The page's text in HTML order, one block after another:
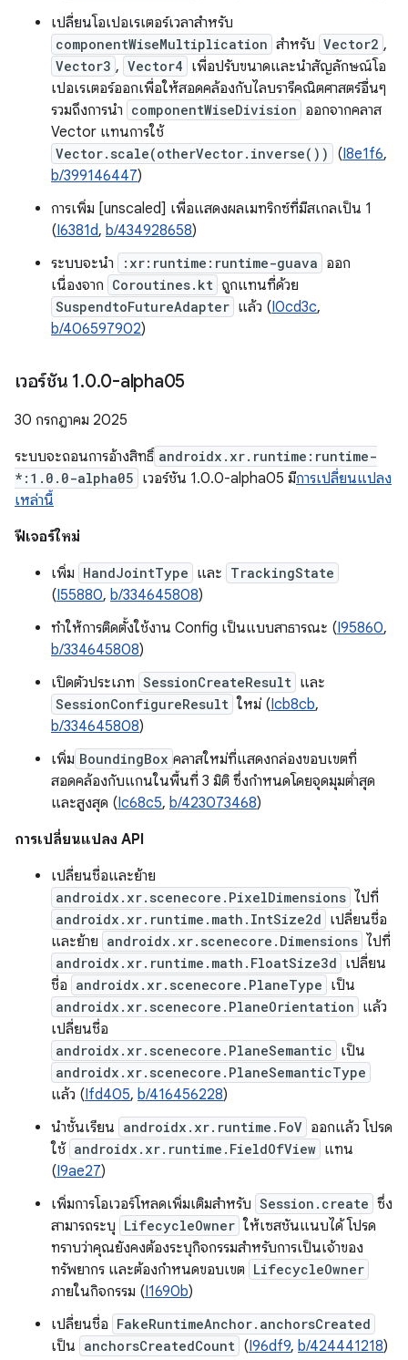
เปลี่ยนโอเปอเรเตอร์เวลาสำหรับ
componentWiseMultiplication สำหรับ Vector2 ,
Vector3 , Vector4 เพื่อปรับขนาดและนำสัญลักษณ์โอ
เปอเรเตอร์ออกเพื่อให้สอดคล้องกับไลบรารีคณิตศาสตร์อื่นๆ
รวมถึงการนำ componentWiseDivision ออกจากคลาส
Vector แทนการใช้
Vector.scale(otherVector.inverse()) (I8e1f6,
b/399146447)
การเพิ่ม [unscaled] เพื่อแสดงผลเมทริกซ์ที่มีสเกลเป็น 1
(I6381d, b/434928658)
ระบบจะนำ
:xr:runtime:runtime-guava ออก
เนื่องจาก Coroutines.kt ถูกแทนที่ด้วย
SuspendtoFutureAdapter แล้ว (I0cd3c,
b/406597902)
เวอร์ชัน 1.0.0-alpha05
30 กรกฎาคม 2025
ระบบจะถอนการอ้างสิทธิ์ androidx.xr.runtime:runtime-
*:1.0.0-alpha05 เวอร์ชัน 1.0.0-alpha05 มีการเปลี่ยนแปลง
เหล่านี้
ฟีเจอร์ใหม่
เพิ่ม HandJointType และ TrackingState
(I55880, b/334645808)
ทำให้การติดตั้งใช้งาน Config เป็นแบบสาธารณะ (I95860,
b/334645808)
เปิดตัวประเภท SessionCreateResult และ
SessionConfigureResult ใหม่ (Icb8cb,
b/334645808)
เพิ่ม BoundingBox คลาสใหม่ที่แสดงกล่องขอบเขตที่
สอดคล้องกับแกนในพื้นที่ 3 มิติ ซึ่งกำหนดโดยจุดมุมต่ำสุด
และสูงสุด (Ic68c5, b/423073468)
การเปลี่ยนแปลง API
เปลี่ยนชื่อและย้าย
androidx.xr.scenecore.PixelDimensions ไปที่
androidx.xr.runtime.math.IntSize2d เปลี่ยนชื่อ
และย้าย androidx.xr.scenecore.Dimensions ไปที่
androidx.xr.runtime.math.FloatSize3d เปลี่ยน
ชื่อ androidx.xr.scenecore.PlaneType เป็น
androidx.xr.scenecore.PlaneOrientation แล้ว
เปลี่ยนชื่อ
androidx.xr.scenecore.PlaneSemantic เป็น
androidx.xr.scenecore.PlaneSemanticType
แล้ว (Ifd405, b/416456228)
นำชั้นเรียน androidx.xr.runtime.FoV ออกแล้ว โปรด
ใช้ androidx.xr.runtime.FieldOfView แทน
(I9ae27)
เพิ่มการโอเวอร์โหลดเพิ่มเติมสำหรับ Session.create ซึ่ง
สามารถระบุ LifecycleOwner ให้เซสชันแนบได้ โปรด
ทราบว่าคุณยังคงต้องระบุกิจกรรมสำหรับการเป็นเจ้าของ
ทรัพยากร และต้องกำหนดขอบเขต LifecycleOwner
ภายในกิจกรรม (I1690b)
เปลี่ยนชื่อ FakeRuntimeAnchor.anchorsCreated
เป็น anchorsCreatedCount (I96df9, b/424441218)